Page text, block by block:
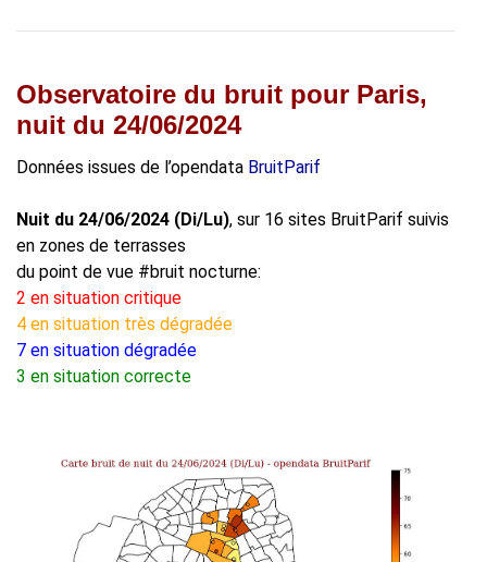
Observatoire du bruit pour Paris,
nuit du 24/06/2024
Données issues de l’opendata BruitParif
Nuit du 24/06/2024 (Di/Lu), sur 16 sites BruitParif suivis
en zones de terrasses
du point de vue #bruit nocturne:
2 en situation critique
4 en situation très dégradée
7 en situation dégradée
3 en situation correcte